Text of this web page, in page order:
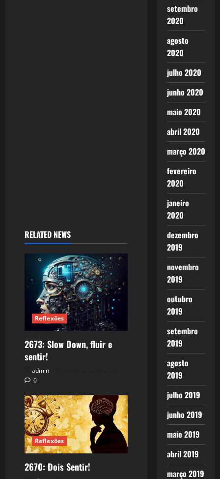
RELATED NEWS
Reflexões
2673: Slow Down, fluir e
sentir!
admin
0
Reflexões
2670: Dois Sentir!
setembro
2020
agosto
2020
julho 2020
junho 2020
maio 2020
abril 2020
março 2020
fevereiro
2020
janeiro
2020
dezembro
2019
novembro
2019
outubro
2019
setembro
2019
agosto
2019
julho 2019
junho 2019
maio 2019
abril 2019
março 2019